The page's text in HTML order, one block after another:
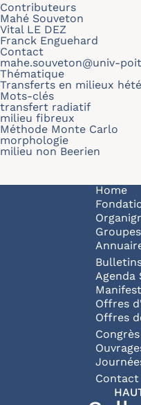
Contributeurs
Mahé Souveton
Vital LE DEZ
Franck Enguehard
Contact
mahe.souveton@univ-
Thématique
Transferts en milieux
Mots-clés
transfert radiatif
milieu fibreux
Méthode Monte Carlo
morphologie
milieu non Beerien
Home
Agenda
Offres
Offres
Congrès
Pied
Contact